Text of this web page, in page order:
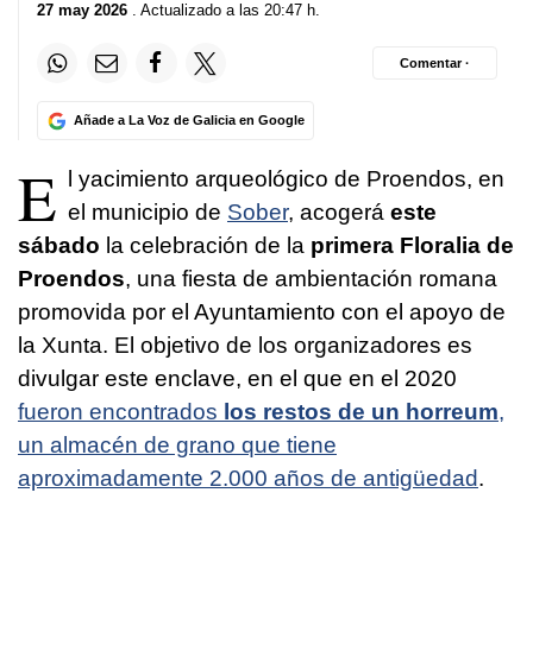
27 may 2026 . Actualizado a las 20:47 h.
Añade a La Voz de Galicia en Google
Comentar ·
E
l yacimiento arqueológico de Proendos, en
el municipio de Sober, acogerá este
sábado la celebración de la primera Floralia de
Proendos, una fiesta de ambientación romana
promovida por el Ayuntamiento con el apoyo de
la Xunta. El objetivo de los organizadores es
divulgar este enclave, en el que en el 2020
fueron encontrados los restos de un horreum,
un almacén de grano que tiene
aproximadamente 2.000 años de antigüedad.